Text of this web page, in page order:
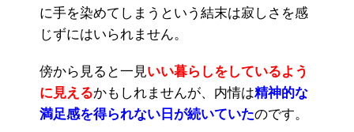
に手を染めてしまうという結末は寂しさを感
じずにはいられません。
傍から見ると一見いい暮らしをしているよう
に見えるかもしれませんが、内情は精神的な
満足感を得られない日が続いていたのです。